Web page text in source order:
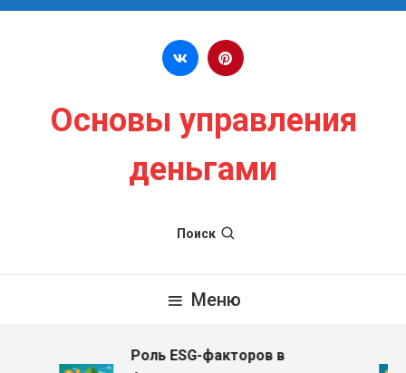
Перейти к содержимому
Основы управления
деньгами
Поиск
Меню
Роль ESG-факторов в